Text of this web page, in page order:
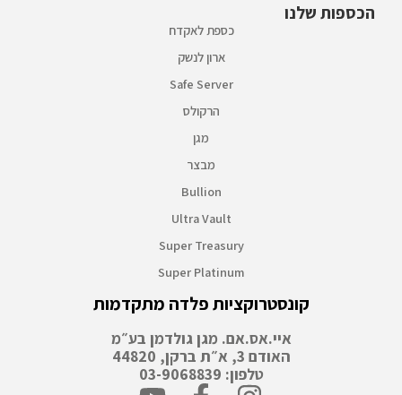
הכספות שלנו
כספת לאקדח
ארון לנשק
Safe Server
הרקולס
מגן
מבצר
Bullion
Ultra Vault
Super Treasury
Super Platinum
קונסטרוקציות פלדה מתקדמות
איי.אס.אם. מגן גולדמן בע״מ
האודם 3, א״ת ברקן, 44820
טלפון: 03-9068839